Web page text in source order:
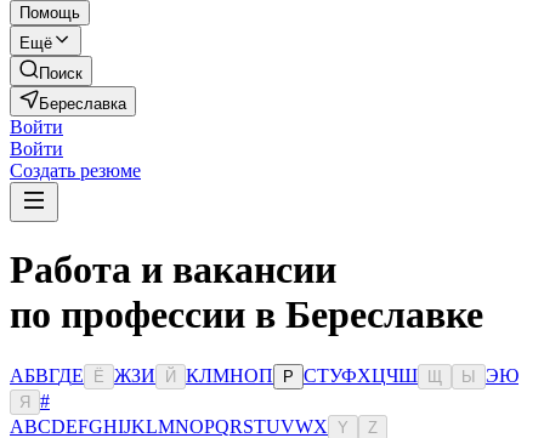
Помощь
Ещё
Поиск
Береславка
Войти
Войти
Создать резюме
Работа и вакансии
по профессии в Береславке
АБВГДЕ Ё ЖЗИ Й КЛМНОП Р СТУФХЦЧШ Ы ЭЮ
Я
#
ABCDEFGHIJKLMNOPQRSTUVWX Y Z